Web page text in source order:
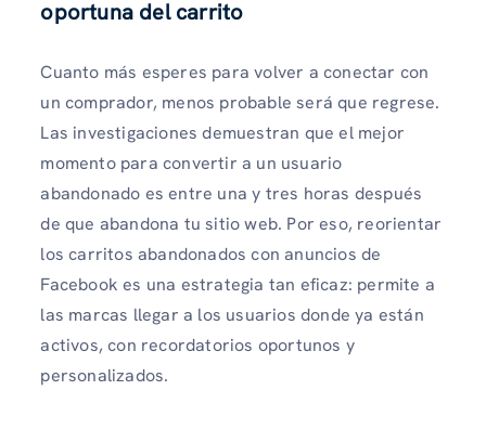
oportuna del carrito
Cuanto más esperes para volver a conectar con
un comprador, menos probable será que regrese.
Las investigaciones demuestran que el mejor
momento para convertir a un usuario
abandonado es entre una y tres horas después
de que abandona tu sitio web. Por eso, reorientar
los carritos abandonados con anuncios de
Facebook es una estrategia tan eficaz: permite a
las marcas llegar a los usuarios donde ya están
activos, con recordatorios oportunos y
personalizados.